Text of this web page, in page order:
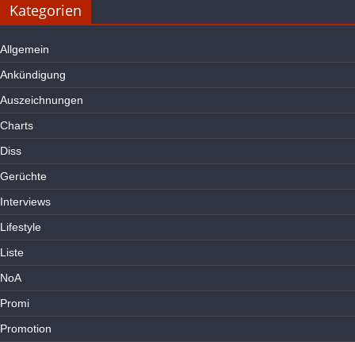
Kategorien
Allgemein
Ankündigung
Auszeichnungen
Charts
Diss
Gerüchte
Interviews
Lifestyle
Liste
NoA
Promi
Promotion